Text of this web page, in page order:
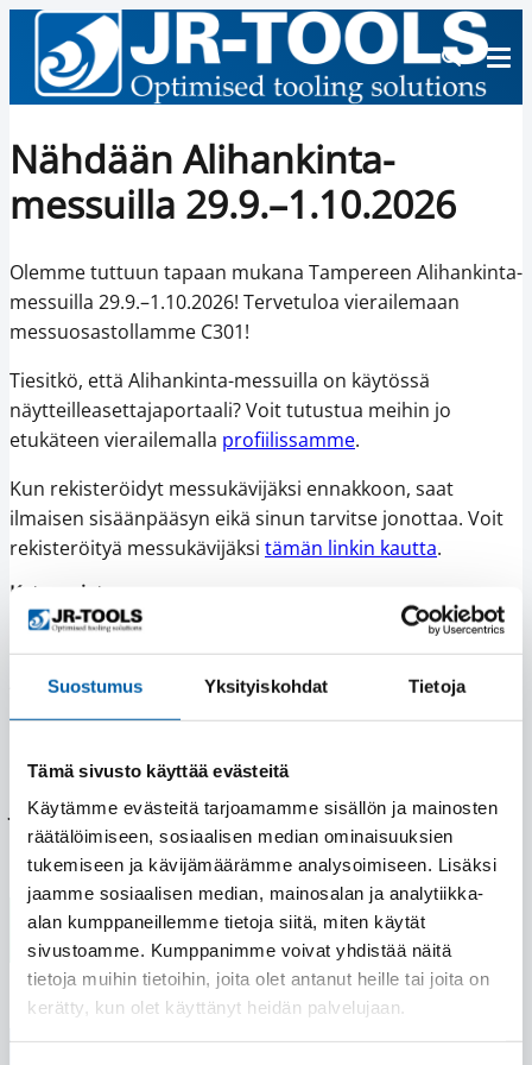
Suostumus Yksityiskohdat Tietoja
Tämä sivusto käyttää evästeitä
Käytämme evästeitä tarjoamamme sisällön ja mainosten
räätälöimiseen, sosiaalisen median ominaisuuksien
tukemiseen ja kävijämäärämme analysoimiseen. Lisäksi
jaamme sosiaalisen median, mainosalan ja analytiikka-
alan kumppaneillemme tietoja siitä, miten käytät
sivustoamme. Kumppanimme voivat yhdistää näitä
tietoja muihin tietoihin, joita olet antanut heille tai joita on
kerätty, kun olet käyttänyt heidän palvelujaan.
Nähdään Alihankinta-
messuilla 29.9.–1.10.2026
Olemme tuttuun tapaan mukana Tampereen Alihankinta-
messuilla 29.9.–1.10.2026! Tervetuloa vierailemaan
messuosastollamme C301!
Tiesitkö, että Alihankinta-messuilla on käytössä
näytteilleasettajaportaali? Voit tutustua meihin jo
etukäteen vierailemalla profiilissamme.
Kun rekisteröidyt messukävijäksi ennakkoon, saat
ilmaisen sisäänpääsyn eikä sinun tarvitse jonottaa. Voit
rekisteröityä messukävijäksi tämän linkin kautta.
Kategoriat
Uutinen
Avainsanat
alihankintamessut
alihankinta-messut
alihankinta-messut 2026
Jaa sosiaalisessa mediassa
Jaa
Facebookissa
Jaa
viestipalvelu
X:ssä
Jaa
LinkedInissä
Jaa
WhatsAppissa